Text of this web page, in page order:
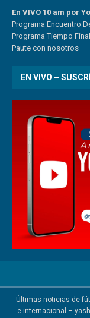
En VIVO 10 am por
Programa Encuentro
Programa Tiempo Final
Paute con nosotros
EN VIVO –
Últimas noticias de
e internacional –